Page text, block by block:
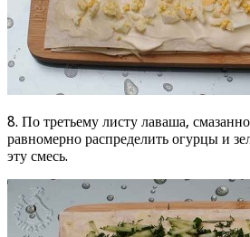
8. По третьему листу лаваша,
равномерно распределить огурцы и
эту смесь.